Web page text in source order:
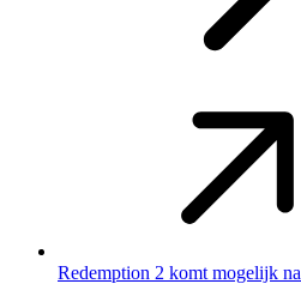
Redemption 2 komt mogelijk